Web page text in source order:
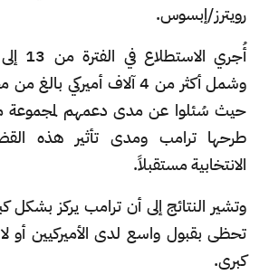
رويترز/إبسوس.
وشمل أكثر من 4 آلاف أميركي
حيث سُئلوا عن مدى دعمهم لمجموعة
طرحها ترامب ومدى تأثير هذه
الانتخابية مستقبلاً.
وتشير النتائج إلى أن ترامب يركز بشكل
تحظى بقبول واسع لدى الأميركيين أو
كبرى.